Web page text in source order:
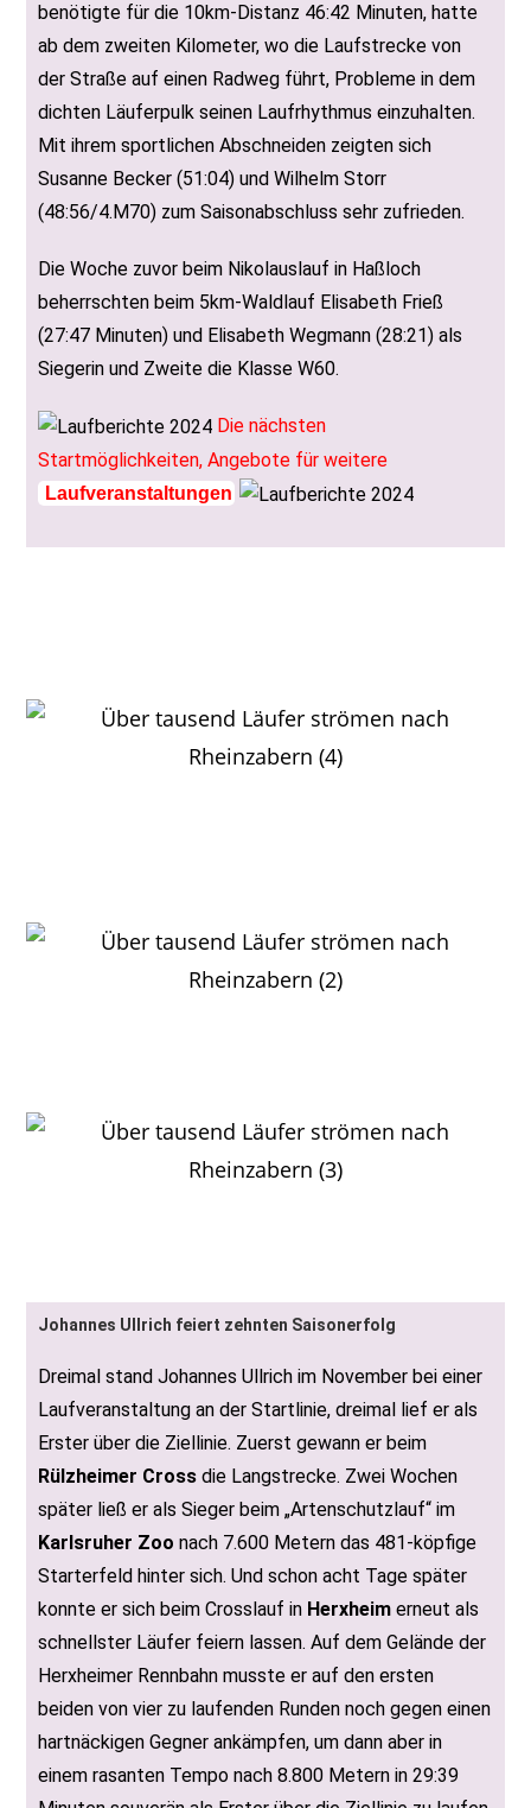
benötigte für die 10km-Distanz 46:42 Minuten, hatte
ab dem zweiten Kilometer, wo die Laufstrecke von
der Straße auf einen Radweg führt, Probleme in dem
dichten Läuferpulk seinen Laufrhythmus einzuhalten.
Mit ihrem sportlichen Abschneiden zeigten sich
Susanne Becker (51:04) und Wilhelm Storr
(48:56/4.M70) zum Saisonabschluss sehr zufrieden.
Die Woche zuvor beim Nikolauslauf in Haßloch
beherrschten beim 5km-Waldlauf Elisabeth Frieß
(27:47 Minuten) und Elisabeth Wegmann (28:21) als
Siegerin und Zweite die Klasse W60.
Die nächsten
Startmöglichkeiten, Angebote für weitere
Laufveranstaltungen
Johannes Ullrich feiert zehnten Saisonerfolg
Dreimal stand Johannes Ullrich im November bei einer
Laufveranstaltung an der Startlinie, dreimal lief er als
Erster über die Ziellinie. Zuerst gewann er beim
Rülzheimer Cross die Langstrecke. Zwei Wochen
später ließ er als Sieger beim „Artenschutzlauf“ im
Karlsruher Zoo nach 7.600 Metern das 481-köpfige
Starterfeld hinter sich. Und schon acht Tage später
konnte er sich beim Crosslauf in Herxheim erneut als
schnellster Läufer feiern lassen. Auf dem Gelände der
Herxheimer Rennbahn musste er auf den ersten
beiden von vier zu laufenden Runden noch gegen einen
hartnäckigen Gegner ankämpfen, um dann aber in
einem rasanten Tempo nach 8.800 Metern in 29:39